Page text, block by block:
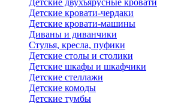
Детские двухъярусные кровати
Детские кровати-чердаки
Детские кровати-машины
Диваны и диванчики
Стулья, кресла, пуфики
Детские столы и столики
Детские шкафы и шкафчики
Детские стеллажи
Детские комоды
Детские тумбы